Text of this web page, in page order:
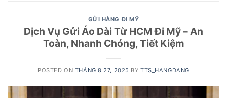
GỬI HÀNG ĐI MỸ
Dịch Vụ Gửi Áo Dài Từ HCM Đi Mỹ – An
Toàn, Nhanh Chóng, Tiết Kiệm
POSTED ON THÁNG 8 27, 2025 BYTTS_HANGDANG